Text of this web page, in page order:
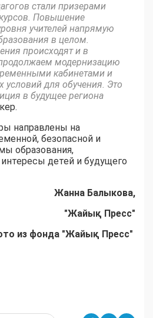
стали призерами
Повышение
учителей напрямую
в целом.
происходят и в
модернизацию
кабинетами и
условий для обучения. Это
в будущее региона
направлены на
безопасной и
образования,
детей и будущего
Жанна Балыкова,
"Жайық Пресс"
из фонда "Жайық Пресс"